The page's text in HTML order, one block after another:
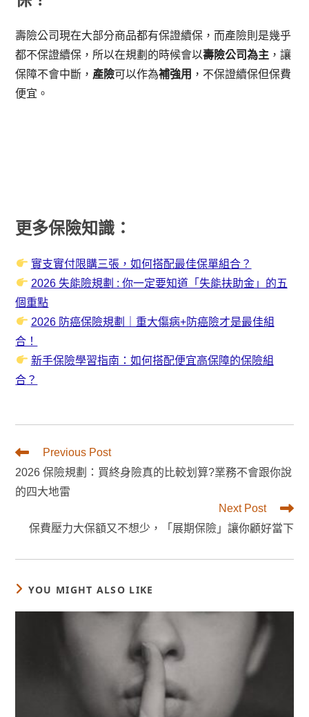
壽險公司現在大部分商品都有保證續保，而產險則是幾乎
都不保證續保，所以在規劃的時候會以壽險公司為主 ，讓
保障不會中斷， 產險可以作為補強用 ，不保證續保但保費
便宜。
更多保險知識：
實支實付限購三張，如何搭配最佳保單組合？
2026 失能險規劃 : 你一定要知道「失能扶助金」的五
個重點
2026 防癌保險規劃｜重大傷病+防癌險才是最佳組
合！
新手保險學習指南：如何搭配便宜高保障的保險組
合 ？
Read
more
Previous Post
2026 保險規劃：買終身險真的比較划算?業務不會跟你說
的四大地雷
Next Post
保費壓力大保額又不想少，「展期保險」讓你顧好當下
YOU MIGHT ALSO LIKE